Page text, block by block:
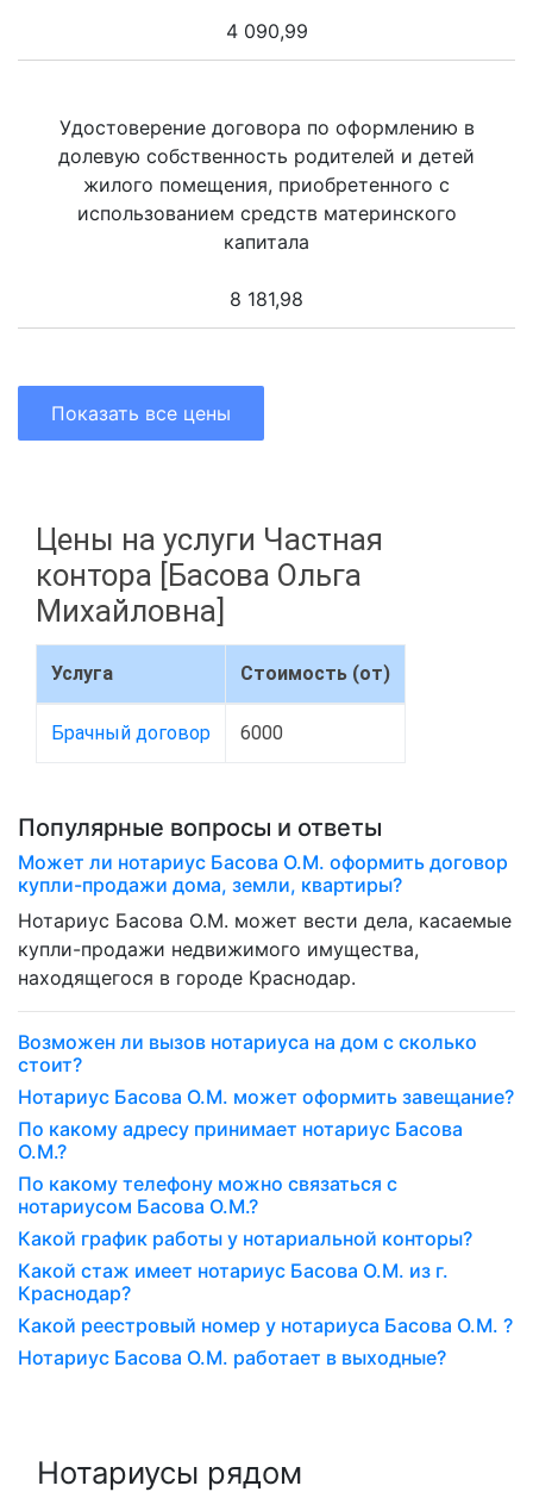
4 090,99
Удостоверение договора по оформлению в
долевую собственность родителей и детей
жилого помещения, приобретенного с
использованием средств материнского
капитала
8 181,98
Показать все цены
Цены на услуги Частная
контора [Басова Ольга
Михайловна]
Услуга Стоимость (от)
Брачный договор 6000
Популярные вопросы и ответы
Может ли нотариус Басова О.М. оформить договор
купли-продажи дома, земли, квартиры?
Нотариус Басова О.М. может вести дела, касаемые
купли-продажи недвижимого имущества,
находящегося в городе Краснодар.
Возможен ли вызов нотариуса на дом с сколько
стоит?
Нотариус Басова О.М. может оформить завещание?
По какому адресу принимает нотариус Басова
О.М.?
По какому телефону можно связаться с
нотариусом Басова О.М.?
Какой график работы у нотариальной конторы?
Какой стаж имеет нотариус Басова О.М. из г.
Краснодар?
Какой реестровый номер у нотариуса Басова О.М. ?
Нотариус Басова О.М. работает в выходные?
Нотариусы рядом